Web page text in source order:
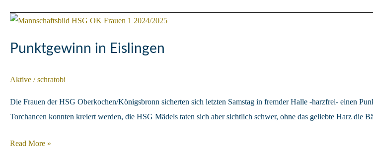
zerfahrenes
Punktgewinn in Eislingen
Aktive /schratobi
Die Frauen der HSG Oberkochen/Königsbronn sicherten sich letzten Samstag in fremder Halle -harzfrei- einen
Torchancen konnten kreiert werden, die HSG Mädels taten sich aber sichtlich schwer, ohne das geliebte Harz
Punktgewinn
Read More »